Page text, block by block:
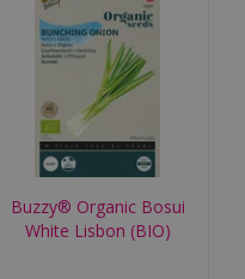
Buzzy® Organic Bosui
White Lisbon (BIO)